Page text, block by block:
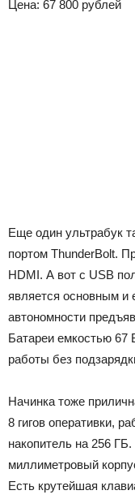
Цена: 67 800 рублей
Еще один ультрабук
портом ThunderBolt.
HDMI. А вот с USB
является основным и
автономности
Батареи емкостью 67
работы без
Начинка тоже
8 гигов оперативки,
накопитель на 256
миллиметровый
Есть крутейшая